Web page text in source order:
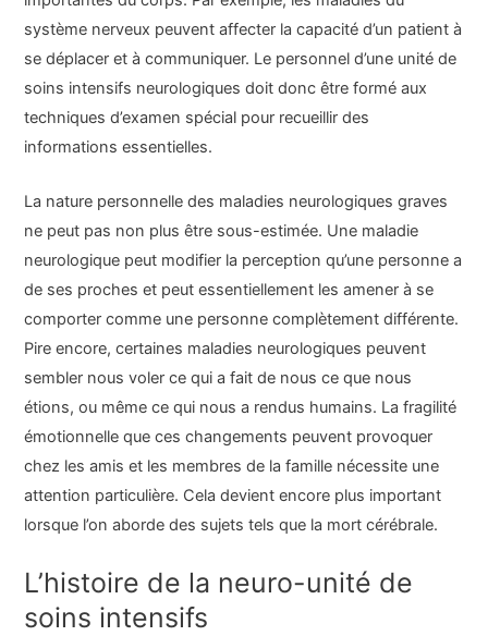
système nerveux peuvent affecter la capacité d’un patient à
se déplacer et à communiquer. Le personnel d’une unité de
soins intensifs neurologiques doit donc être formé aux
techniques d’examen spécial pour recueillir des
informations essentielles.
La nature personnelle des maladies neurologiques graves
ne peut pas non plus être sous-estimée. Une maladie
neurologique peut modifier la perception qu’une personne a
de ses proches et peut essentiellement les amener à se
comporter comme une personne complètement différente.
Pire encore, certaines maladies neurologiques peuvent
sembler nous voler ce qui a fait de nous ce que nous
étions, ou même ce qui nous a rendus humains. La fragilité
émotionnelle que ces changements peuvent provoquer
chez les amis et les membres de la famille nécessite une
attention particulière. Cela devient encore plus important
lorsque l’on aborde des sujets tels que la mort cérébrale.
L’histoire de la neuro-unité de
soins intensifs